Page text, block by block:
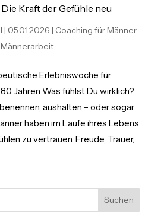
Kraft der Gefühle neu
| 05.01.2026 | Coaching für Männer,
Erlebniswoche für
Jahren Was fühlst Du wirklich?
aushalten – oder sogar
haben im Laufe ihres Lebens
zu vertrauen. Freude, Trauer,
Suchen